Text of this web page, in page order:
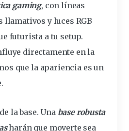
gaming, con líneas
llamativos y luces RGB
futurista a tu setup.
directamente en la
que la apariencia es un
la base. Una base robusta
harán que moverte sea